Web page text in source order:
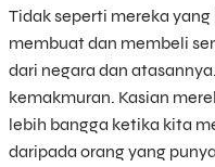
Tidak seperti mereka
membuat dan membeli
dari negara dan
kemakmuran. Kasian
lebih bangga ketika kita
daripada orang yang